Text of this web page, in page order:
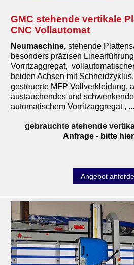
GMC stehende vertikale
CNC Vollautomat
Neumaschine, stehende
besonders präzisen
Vorritzaggregat,
beiden Achsen mit
gesteuerte MFP Vollverkleidung,
austauchendes und
automatischem Vorritzaggregat , ...
gebrauchte stehende
Anfrage - bitte
Angebot